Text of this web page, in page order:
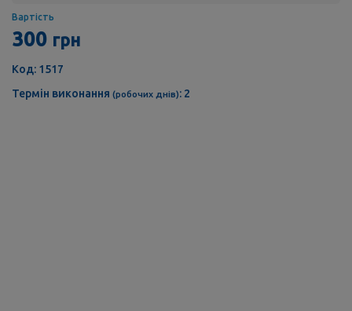
Вартість
300 грн
Код: 1517
Термін виконання (робочих днів): 2